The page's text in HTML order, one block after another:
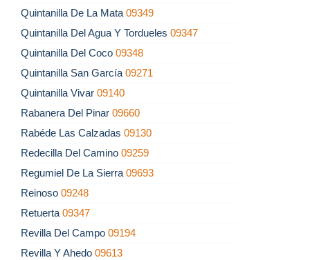
Quintanilla De La Mata 09349
Quintanilla Del Agua Y Tordueles 09347
Quintanilla Del Coco 09348
Quintanilla San García 09271
Quintanilla Vivar 09140
Rabanera Del Pinar 09660
Rabéde Las Calzadas 09130
Redecilla Del Camino 09259
Regumiel De La Sierra 09693
Reinoso 09248
Retuerta 09347
Revilla Del Campo 09194
Revilla Y Ahedo 09613